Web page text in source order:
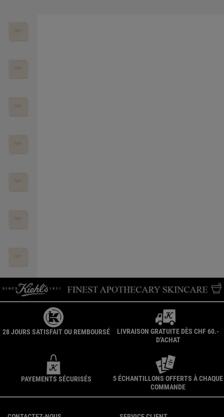
28 JOURS SATISFAIT OU REMBOURSÉ
LIVRAISON GRATUITE DÈS CHF 60.-
D'ACHAT
PAYEMENTS SÉCURISÉS
5 ÉCHANTILLONS OFFERTS À CHAQUE
COMMANDE